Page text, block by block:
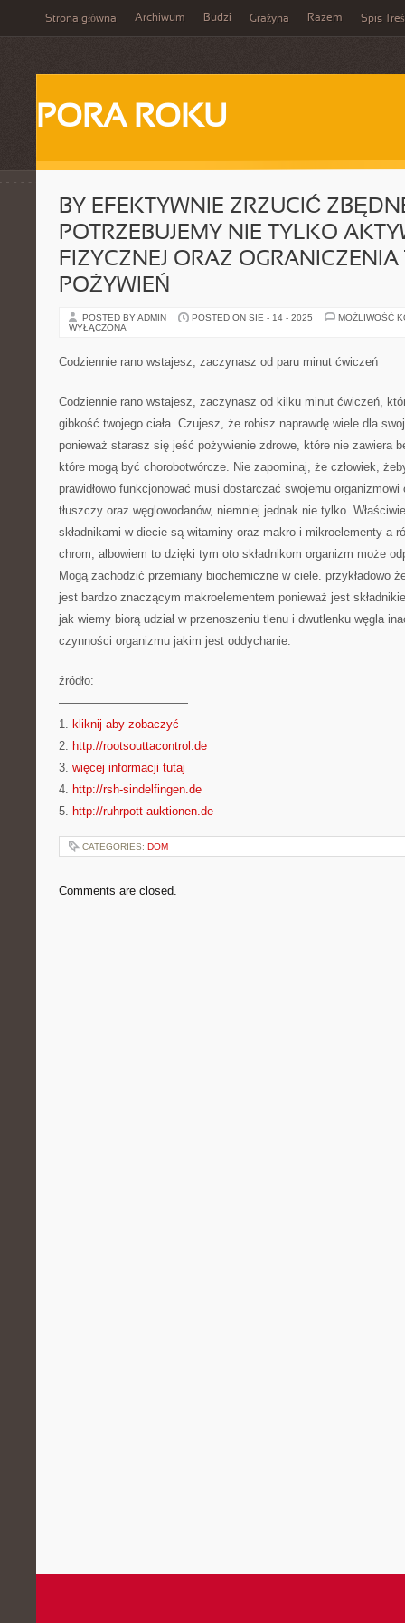
Strona główna Archiwum Budzi Grażyna Razem Spis
PORA ROKU
BY EFEKTYWNIE ZRZUCIĆ
POTRZEBUJEMY NIE TYLKO
FIZYCZNEJ ORAZ
POŻYWIEŃ
POSTED BY ADMIN POSTED ON SIE - 14 - 2025
MOŻLIWOŚĆ
WYŁĄCZONA
Codziennie rano wstajesz, zaczynasz od paru minut ćwiczeń
Codziennie rano wstajesz, zaczynasz od kilku minut ćwiczeń,
gibkość twojego ciała. Czujesz, że robisz naprawdę wiele dla
ponieważ starasz się jeść pożywienie zdrowe, które nie zawiera
które mogą być chorobotwórcze. Nie zapominaj, że człowiek,
prawidłowo funkcjonować musi dostarczać swojemu organizmowi
tłuszczy oraz węglowodanów, niemniej jednak nie tylko.
składnikami w diecie są witaminy oraz makro i mikroelementy a
chrom, albowiem to dzięki tym oto składnikom organizm może
Mogą zachodzić przemiany biochemiczne w ciele. przykładowo
jest bardzo znaczącym makroelementem ponieważ jest
jak wiemy biorą udział w przenoszeniu tlenu i dwutlenku węgla
czynności organizmu jakim jest oddychanie.
źródło:
———————————
1. kliknij aby zobaczyć
2. http://rootsouttacontrol.de
3. więcej informacji tutaj
4. http://rsh-sindelfingen.de
5. http://ruhrpott-auktionen.de
CATEGORIES: DOM
Comments are closed.